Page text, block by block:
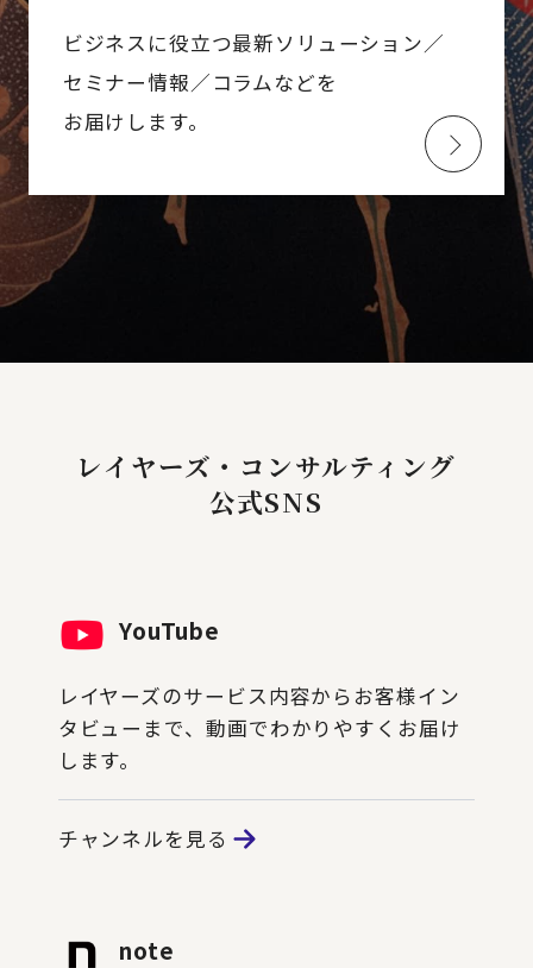
ビジネスに役立つ最新ソリューション／
セミナー情報／コラムなどを
お届けします。
レイヤーズ・コンサルティング
公式SNS
YouTube
レイヤーズのサービス内容からお客様イン
タビューまで、動画でわかりやすくお届け
します。
チャンネルを見る
note